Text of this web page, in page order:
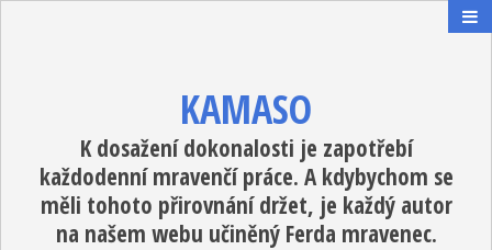
KAMASO
K dosažení dokonalosti je zapotřebí
každodenní mravenčí práce. A kdybychom se
měli tohoto přirovnání držet, je každý autor
na našem webu učiněný Ferda mravenec.